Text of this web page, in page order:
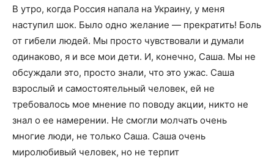
В утро, когда Россия напала на Украину, у меня
наступил шок. Было одно желание — прекратить! Боль
от гибели людей. Мы просто чувствовали и думали
одинаково, я и все мои дети. И, конечно, Саша. Мы не
обсуждали это, просто знали, что это ужас. Саша
взрослый и самостоятельный человек, ей не
требовалось мое мнение по поводу акции, никто не
знал о ее намерении. Не смогли молчать очень
многие люди, не только Саша. Саша очень
миролюбивый человек, но не терпит